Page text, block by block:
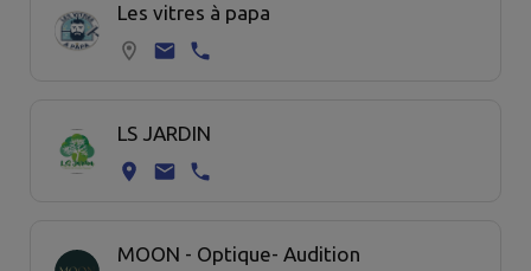
Les vitres à papa
LS JARDIN
MOON - Optique- Audition